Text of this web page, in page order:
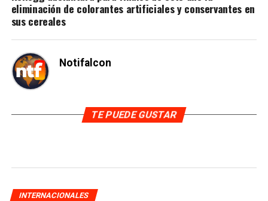
eliminación de colorantes artificiales y conservantes en
sus cereales
Notifalcon
TE PUEDE GUSTAR
INTERNACIONALES